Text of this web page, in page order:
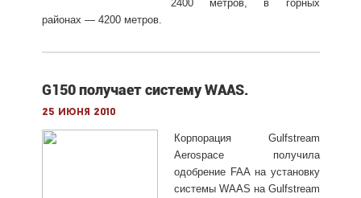
2400 метров, в горных
районах — 4200 метров.
G150 получает систему WAAS.
25 июня 2010
Корпорация Gulfstream
Aerospace получила
одобрение FAA на установку
системы WAAS на Gulfstream